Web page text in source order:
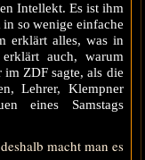
Intellekt. Es ist ihm
in so wenige einfache
erklärt alles, was in
auch, warum
im ZDF sagte, als die
Lehrer, Klempner
eines Samstags
macht man es